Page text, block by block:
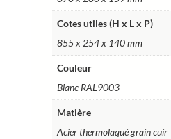
Cotes utiles (H x L x P)
855 x 254 x 140 mm
Couleur
Blanc RAL9003
Matière
Acier thermolaqué grain cuir